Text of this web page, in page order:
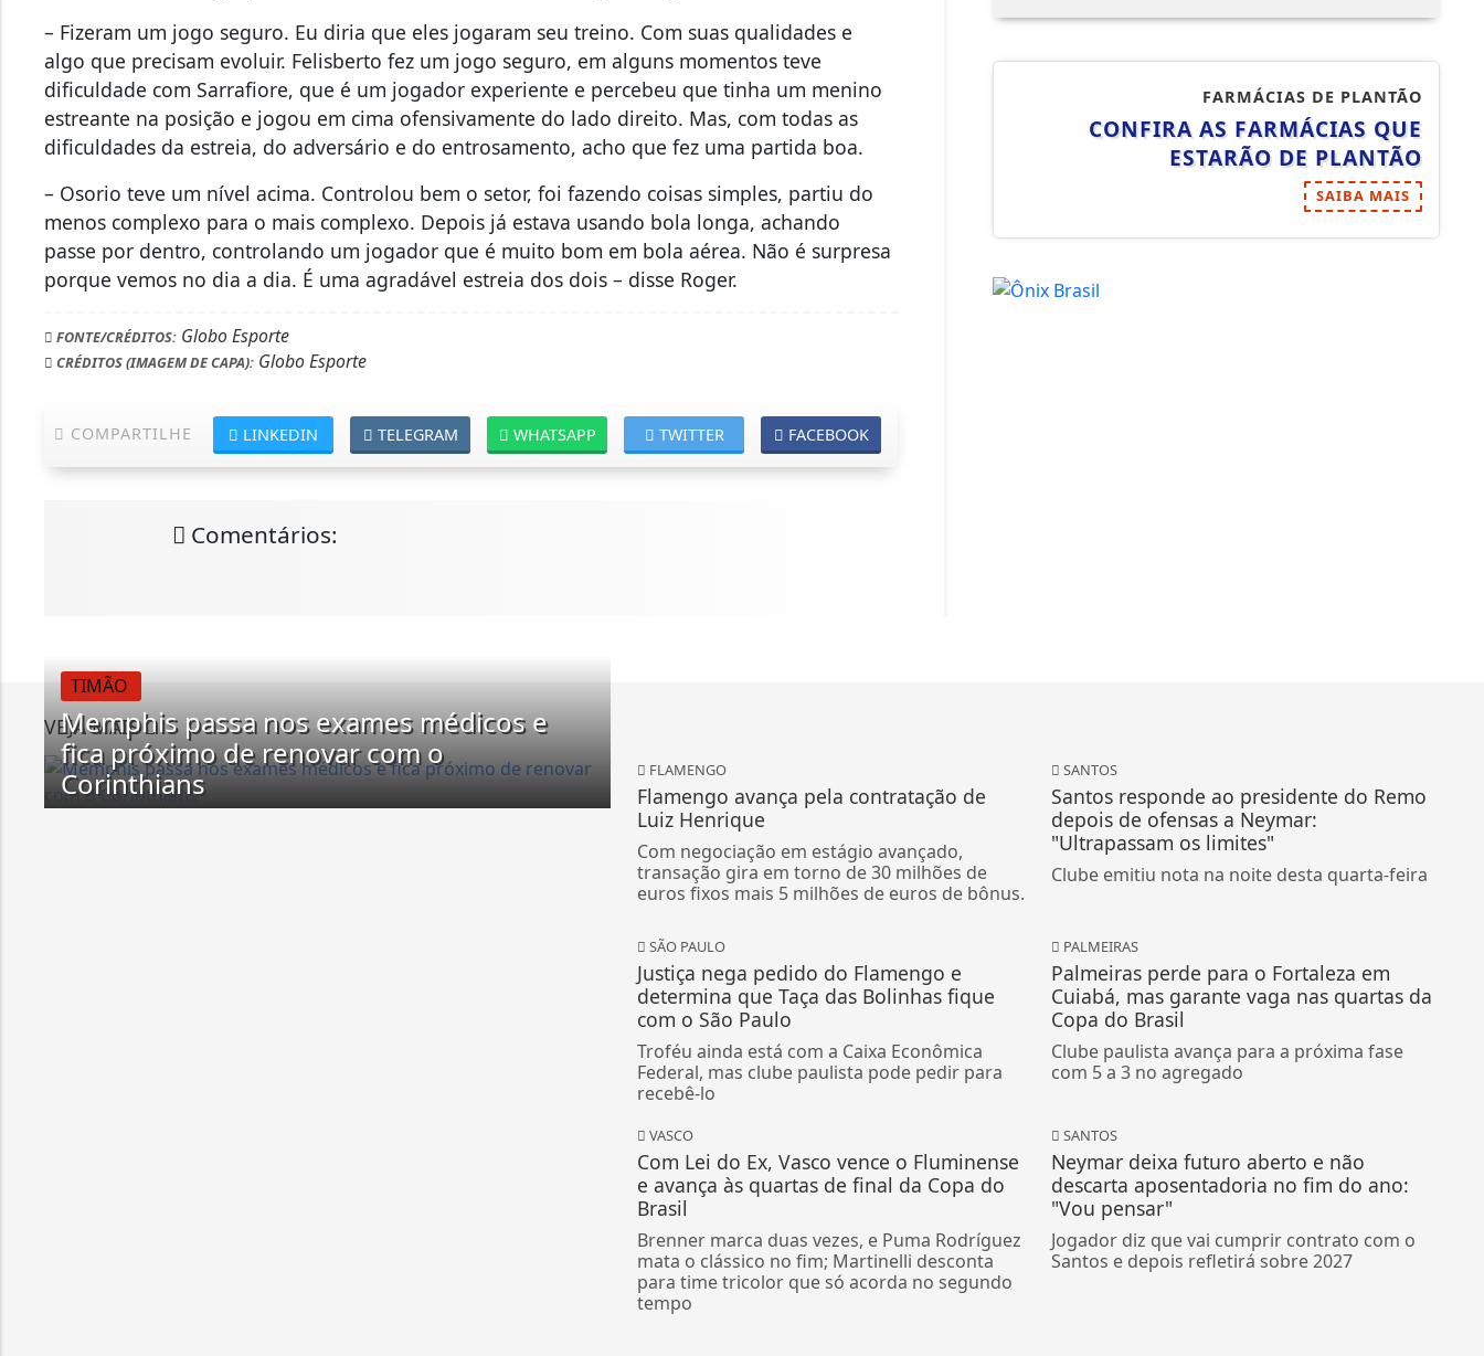
– Fizeram um jogo seguro. Eu diria que eles jogaram seu treino. Com suas qualidades e
algo que precisam evoluir. Felisberto fez um jogo seguro, em alguns momentos teve
dificuldade com Sarrafiore, que é um jogador experiente e percebeu que tinha um menino
estreante na posição e jogou em cima ofensivamente do lado direito. Mas, com todas as
dificuldades da estreia, do adversário e do entrosamento, acho que fez uma partida boa.
– Osorio teve um nível acima. Controlou bem o setor, foi fazendo coisas simples, partiu do
menos complexo para o mais complexo. Depois já estava usando bola longa, achando
passe por dentro, controlando um jogador que é muito bom em bola aérea. Não é surpresa
porque vemos no dia a dia. É uma agradável estreia dos dois – disse Roger.
FONTE/CRÉDITOS: Globo Esporte
CRÉDITOS (IMAGEM DE CAPA): Globo Esporte
COMPARTILHE FACEBOOK
TWITTER
WHATSAPP
TELEGRAM
LINKEDIN
Comentários:
FARMÁCIAS DE PLANTÃO
CONFIRA AS FARMÁCIAS QUE
ESTARÃO DE PLANTÃO
SAIBA MAIS
VEJA MAIS
TIMÃO
Memphis passa nos exames médicos e
fica próximo de renovar com o
Corinthians
FLAMENGO
Flamengo avança pela contratação de
Luiz Henrique
Com negociação em estágio avançado,
transação gira em torno de 30 milhões de
euros fixos mais 5 milhões de euros de bônus.
SANTOS
Santos responde ao presidente do Remo
depois de ofensas a Neymar:
"Ultrapassam os limites"
Clube emitiu nota na noite desta quarta-feira
SÃO PAULO
Justiça nega pedido do Flamengo e
determina que Taça das Bolinhas fique
com o São Paulo
Troféu ainda está com a Caixa Econômica
Federal, mas clube paulista pode pedir para
recebê-lo
PALMEIRAS
Palmeiras perde para o Fortaleza em
Cuiabá, mas garante vaga nas quartas da
Copa do Brasil
Clube paulista avança para a próxima fase
com 5 a 3 no agregado
VASCO
Com Lei do Ex, Vasco vence o Fluminense
e avança às quartas de final da Copa do
Brasil
Brenner marca duas vezes, e Puma Rodríguez
mata o clássico no fim; Martinelli desconta
para time tricolor que só acorda no segundo
tempo
SANTOS
Neymar deixa futuro aberto e não
descarta aposentadoria no fim do ano:
"Vou pensar"
Jogador diz que vai cumprir contrato com o
Santos e depois refletirá sobre 2027